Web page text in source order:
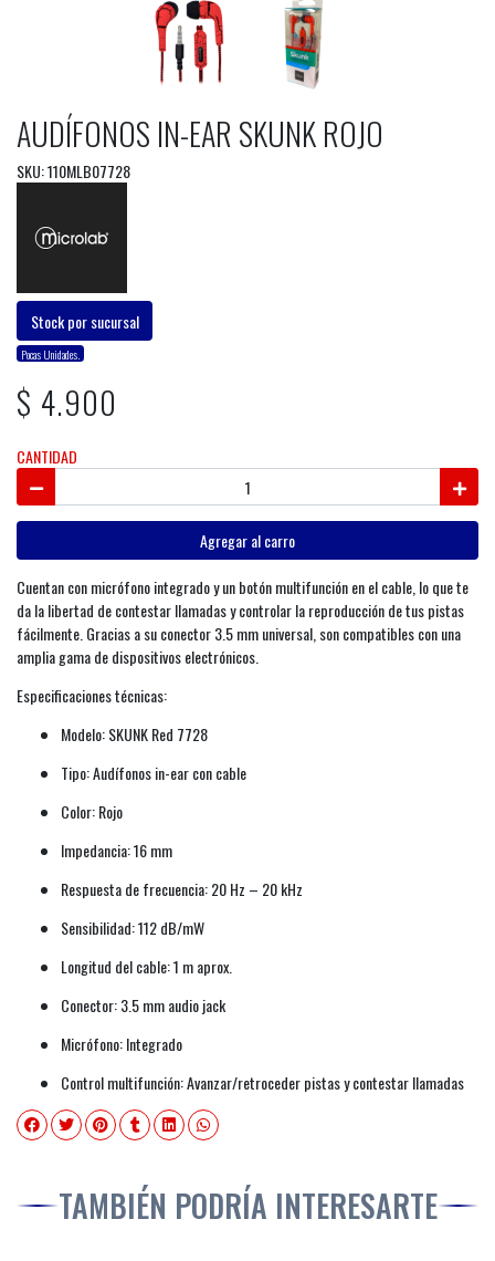
AUDÍFONOS IN-EAR SKUNK ROJO
SKU: 110MLB07728
Stock por sucursal
Pocas Unidades.
$ 4.900
CANTIDAD
Agregar al carro
Cuentan con micrófono integrado y un botón multifunción en el cable, lo que te
da la libertad de contestar llamadas y controlar la reproducción de tus pistas
fácilmente. Gracias a su conector 3.5 mm universal, son compatibles con una
amplia gama de dispositivos electrónicos.
Especificaciones técnicas:
Modelo: SKUNK Red 7728
Tipo: Audífonos in-ear con cable
Color: Rojo
Impedancia: 16 mm
Respuesta de frecuencia: 20 Hz – 20 kHz
Sensibilidad: 112 dB/mW
Longitud del cable: 1 m aprox.
Conector: 3.5 mm audio jack
Micrófono: Integrado
Control multifunción: Avanzar/retroceder pistas y contestar llamadas
TAMBIÉN PODRÍA INTERESARTE